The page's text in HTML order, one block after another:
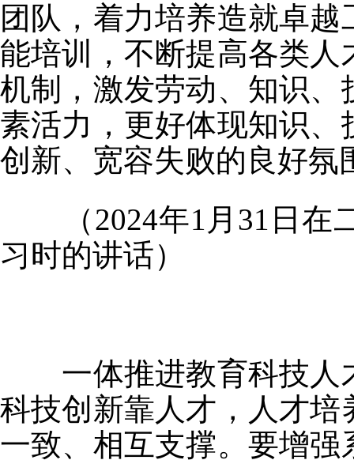
团队，着力培养造就卓
能培训，不断提高各类
机制，激发劳动、知识
素活力，更好体现知识
创新、宽容失败的良好氛
（2024年1月31日在
习时的讲话）
一体推进教育科技人
科技创新靠人才，人才
一致、相互支撑。要增